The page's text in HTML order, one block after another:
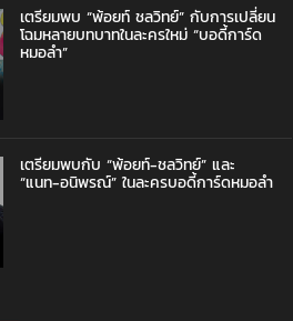
เตรียมพบ “พ้อยท์ ชลวิทย์” กับการเปลี่ยน
โฉมหลายบทบาทในละครใหม่ “บอดี้การ์ด
หมอลำ”
เตรียมพบกับ “พ้อยท์-ชลวิทย์” และ
“แนท-อนิพรณ์” ในละครบอดี้การ์ดหมอลำ